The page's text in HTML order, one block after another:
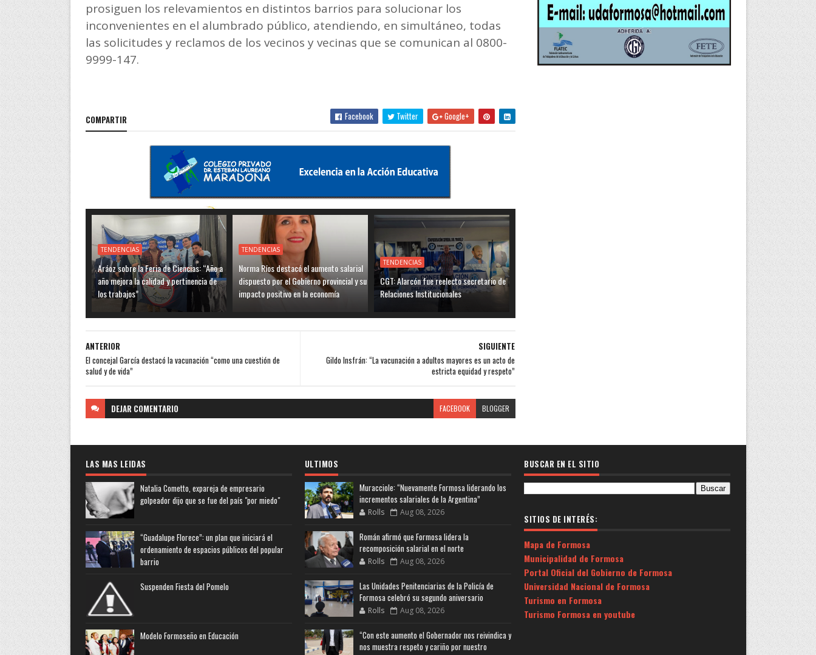
prosiguen los relevamientos en distintos barrios para solucionar los
inconvenientes en el alumbrado público, atendiendo, en simultáneo, todas
las solicitudes y reclamos de los vecinos y vecinas que se comunican al 0800-
9999-147.
COMPARTIR Facebook Twitter Google+
TENDENCIAS
Aráoz sobre la Feria de Ciencias: “Año a
año mejora la calidad y pertinencia de
los trabajos”
TENDENCIAS
Norma Ríos destacó el aumento salarial
dispuesto por el Gobierno provincial y su
impacto positivo en la economía
TENDENCIAS
CGT: Alarcón fue reelecto secretario de
Relaciones Institucionales
SIGUIENTE
Gildo Insfrán: “La vacunación a adultos mayores es un acto de
estricta equidad y respeto”
ANTERIOR
El concejal García destacó la vacunación “como una cuestión de
salud y de vida”
DEJAR COMENTARIO FACEBOOK BLOGGER
LAS MAS LEIDAS
Natalia Cometto, expareja de empresario
golpeador dijo que se fue del país "por miedo"
“Guadalupe Florece”: un plan que iniciará el
ordenamiento de espacios públicos del popular
barrio
Suspenden Fiesta del Pomelo
Modelo Formoseño en Educación
ULTIMOS
Muracciole: “Nuevamente Formosa liderando los
incrementos salariales de la Argentina”
Rolls Aug 08, 2026
Román afirmó que Formosa lidera la
recomposición salarial en el norte
Rolls Aug 08, 2026
Las Unidades Penitenciarias de la Policía de
Formosa celebró su segundo aniversario
Rolls Aug 08, 2026
“Con este aumento el Gobernador nos reivindica y
nos muestra respeto y cariño por nuestro
BUSCAR EN EL SITIO
SITIOS DE INTERÉS:
Mapa de Formosa
Municipalidad de Formosa
Portal Oficial del Gobierno de Formosa
Universidad Nacional de Formosa
Turismo en Formosa
Turismo Formosa en youtube